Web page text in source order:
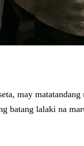
may matatandang
batang lalaki na